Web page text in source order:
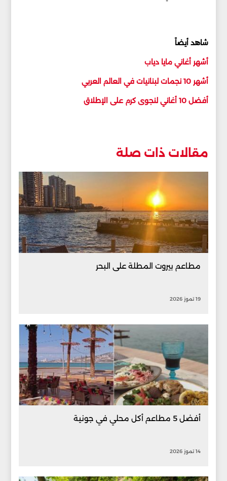
شاهد أيضاً
أشهر أغاني مايا دياب
أشهر 10 نجمات لبنانيات في العالم العربي
أفضل 10 أغاني لنجوى كرم على الإطلاق
مقالات ذات صلة
مطاعم بيروت المطلة على البحر
19 تموز 2026
أفضل 5 مطاعم أكل محلي في جونية
14 تموز 2026